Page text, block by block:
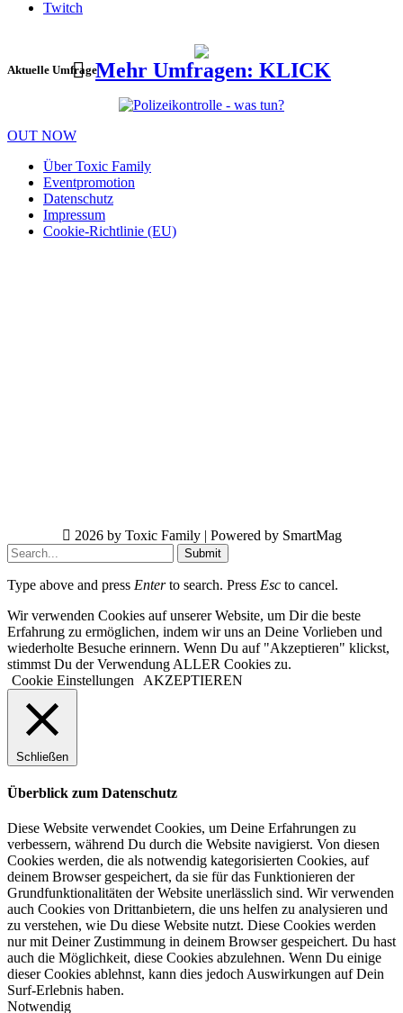
Twitch
Aktuelle UmfrageMehr Umfragen: KLICK
OUT NOW
Über Toxic Family
Eventpromotion
Datenschutz
Impressum
Cookie-Richtlinie (EU)
2026 by Toxic Family | Powered by SmartMag
Submit
Type above and press Enterto search. Press Esc to cancel.
Wir verwenden Cookies auf unserer Website, um Dir die beste
Erfahrung zu ermöglichen, indem wir uns an Deine Vorlieben und
wiederholte Besuche erinnern. Wenn Du auf "Akzeptieren" klickst,
stimmst Du der Verwendung ALLER Cookies zu.
Cookie Einstellungen
AKZEPTIEREN
Schließen
Überblick zum Datenschutz
Diese Website verwendet Cookies, um Deine Erfahrungen zu
verbessern, während Du durch die Website navigierst. Von diesen
Cookies werden, die als notwendig kategorisierten Cookies, auf
deinem Browser gespeichert, da sie für das Funktionieren der
Grundfunktionalitäten der Website unerlässlich sind. Wir verwenden
auch Cookies von Drittanbietern, die uns helfen zu analysieren und
zu verstehen, wie Du diese Website nutzt. Diese Cookies werden
nur mit Deiner Zustimmung in deinem Browser gespeichert. Du hast
auch die Möglichkeit, diese Cookies abzulehnen. Wenn Du einige
dieser Cookies ablehnst, kann dies jedoch Auswirkungen auf Dein
Surf-Erlebnis haben.
Notwendig